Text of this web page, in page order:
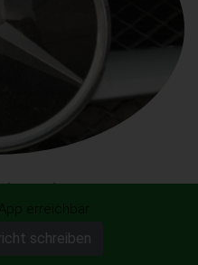
kostenlos
kostenlos anbieten!
erreichbar
schreiben